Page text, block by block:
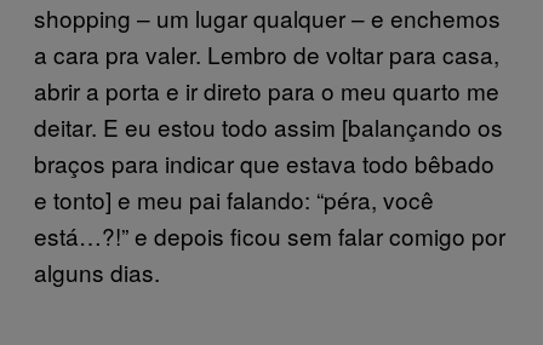
shopping – um lugar qualquer – e enchemos
a cara pra valer. Lembro de voltar para casa,
abrir a porta e ir direto para o meu quarto me
deitar. E eu estou todo assim [balançando os
braços para indicar que estava todo bêbado
e tonto] e meu pai falando: “péra, você
está…?!” e depois ficou sem falar comigo por
alguns dias.